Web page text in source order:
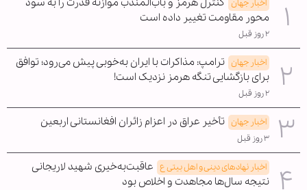
اخبار جهان کنترل هرمز و باب‌المندب موازنه قدرت را به سود
محور مقاومت تغییر داده است
۲ روز قبل
اخبار جهان ترامپ: مذاکرات با ایران به‌خوبی پیش می‌رود؛ توافق
برای بازگشایی تنگه هرمز نزدیک است!
۲ روز قبل
اخبار جهان تأخیر عراق در اعزام زائران افغانستانی اربعین
۳ روز قبل
اخبار نهادهای دینی و اهل بیتی ع عاقبت‌به‌خیری شهید لاریجانی
نتیجه سال‌ها مجاهدت و اخلاص بود